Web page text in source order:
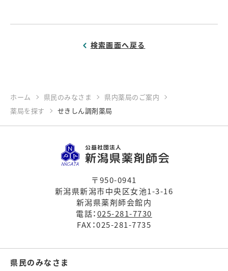
検索画面へ戻る
ホーム 県民のみなさま
県内薬局のご案内
薬局を探す
せきしん調剤薬局
〒950-0941
新潟県新潟市中央区女池1-3-16
新潟県薬剤師会館内
電話：025-281-7730
FAX：025-281-7735
県民のみなさま